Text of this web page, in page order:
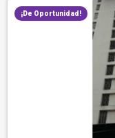
¡De Oportunidad!